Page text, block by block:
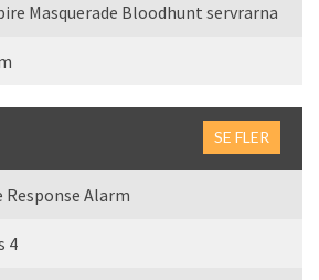
Masquerade Bloodhunt servrarna
SE FLER
Response Alarm
4